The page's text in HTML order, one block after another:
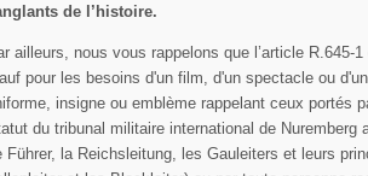
NOS OFFRES SPÉCIALES
pouvez vous désinscrire à tout moment.
de l’histoire.
ailleurs, nous vous rappelons que l’article
pour les besoins d'un film, d'un spectacle ou
insigne ou emblème rappelant ceux portés
du tribunal militaire international de
Führer, la Reichsleitung, les Gauleiters et leurs